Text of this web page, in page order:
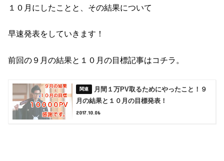
１０月にしたことと、その結果について
早速発表をしていきます！
前回の９月の結果と１０月の目標記事はコチラ。
月間１万PV取るためにやったこと！９
月の結果と１０月の目標発表！
2017.10.06